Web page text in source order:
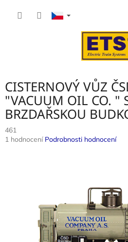
CISTERNOVÝ VŮZ
"VACUUM OIL CO. "
BRZDAŘSKOU
461
Průměrné
1 hodnocení Podrobnosti hodnocení